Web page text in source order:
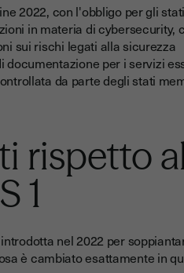
2022, con l'obbligo per gli stati
in materia di cybersecurity,
sui rischi legati alla sicurezza
per i servizi
da parte degli stati
rispetto
1
nel 2022 per
è cambiato esattamente in